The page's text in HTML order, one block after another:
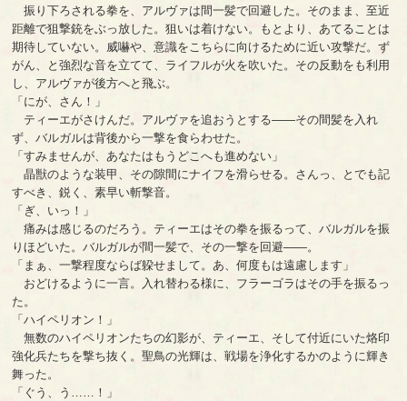
振り下ろされる拳を、アルヴァは間一髪で回避した。そのまま、至近
距離で狙撃銃をぶっ放した。狙いは着けない。もとより、あてることは
期待していない。威嚇や、意識をこちらに向けるために近い攻撃だ。ず
がん、と強烈な音を立てて、ライフルが火を吹いた。その反動をも利用
し、アルヴァが後方へと飛ぶ。
「にが、さん！」
ティーエがさけんだ。アルヴァを追おうとする――その間髪を入れ
ず、バルガルは背後から一撃を食らわせた。
「すみませんが、あなたはもうどこへも進めない」
晶獣のような装甲、その隙間にナイフを滑らせる。さんっ、とでも記
すべき、鋭く、素早い斬撃音。
「ぎ、いっ！」
痛みは感じるのだろう。ティーエはその拳を振るって、バルガルを振
りほどいた。バルガルが間一髪で、その一撃を回避――。
「まぁ、一撃程度ならば躱せまして。あ、何度もは遠慮します」
おどけるように一言。入れ替わる様に、フラーゴラはその手を振るっ
た。
「ハイペリオン！」
無数のハイペリオンたちの幻影が、ティーエ、そして付近にいた烙印
強化兵たちを撃ち抜く。聖鳥の光輝は、戦場を浄化するかのように輝き
舞った。
「ぐう、う……！」